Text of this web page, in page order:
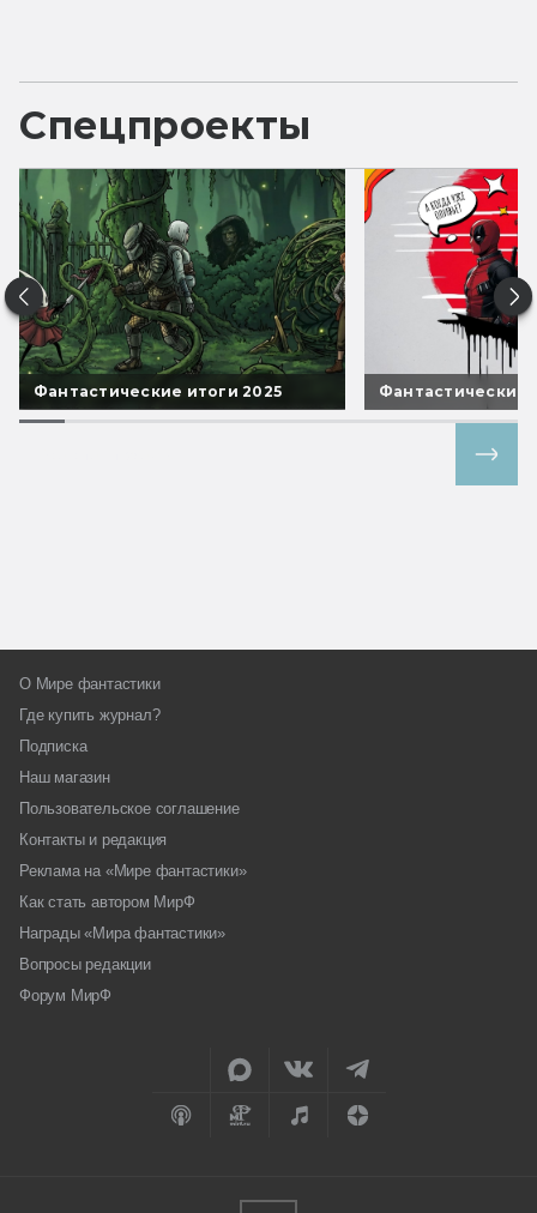
Спецпроекты
Фантастические итоги 2025 Фантастические
О Мире фантастики
Где купить журнал?
Подписка
Наш магазин
Пользовательское соглашение
Контакты и редакция
Реклама на «Мире фантастики»
Как стать автором МирФ
Награды «Мира фантастики»
Вопросы редакции
Форум МирФ